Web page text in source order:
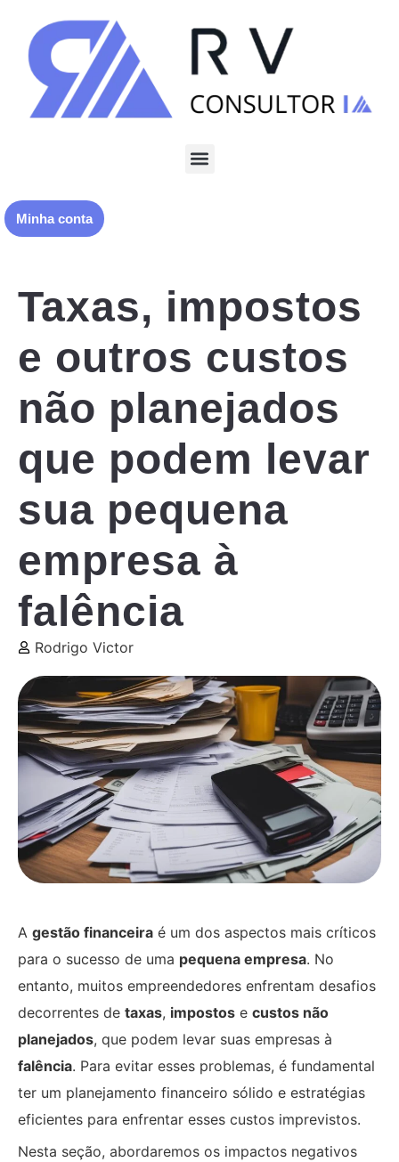
Minha conta
Taxas, impostos
e outros custos
não planejados
que podem levar
sua pequena
empresa à
falência
Rodrigo Victor
A gestão financeira é um dos aspectos mais críticos
para o sucesso de uma pequena empresa. No
entanto, muitos empreendedores enfrentam desafios
decorrentes de taxas, impostos e custos não
planejados, que podem levar suas empresas à
falência. Para evitar esses problemas, é fundamental
ter um planejamento financeiro sólido e estratégias
eficientes para enfrentar esses custos imprevistos.
Nesta seção, abordaremos os impactos negativos